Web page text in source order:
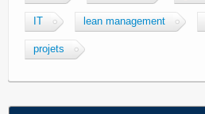
lean management
projets